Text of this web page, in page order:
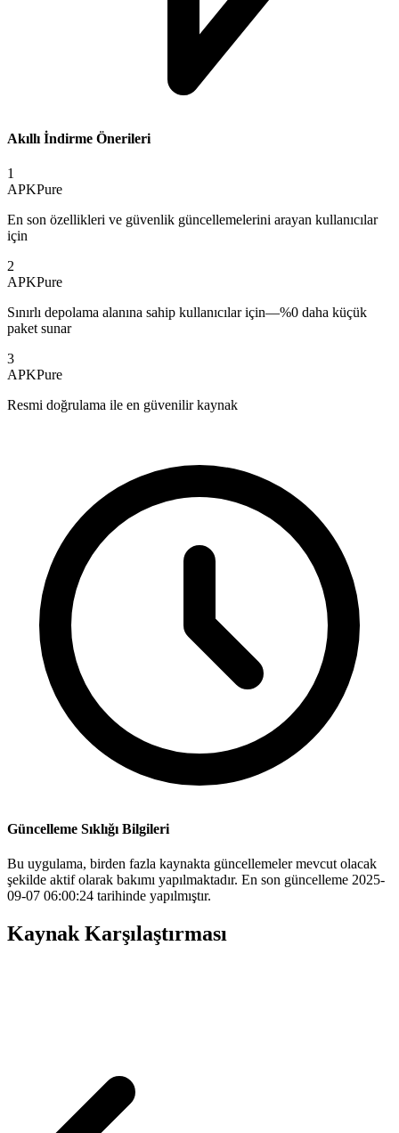
Akıllı İndirme Önerileri
1
APKPure
En son özellikleri ve güvenlik güncellemelerini arayan kullanıcılar
için
2
APKPure
Sınırlı depolama alanına sahip kullanıcılar için—%0 daha küçük
paket sunar
3
APKPure
Resmi doğrulama ile en güvenilir kaynak
Güncelleme Sıklığı Bilgileri
Bu uygulama, birden fazla kaynakta güncellemeler mevcut olacak
şekilde aktif olarak bakımı yapılmaktadır. En son güncelleme 2025-
09-07 06:00:24 tarihinde yapılmıştır.
Kaynak Karşılaştırması